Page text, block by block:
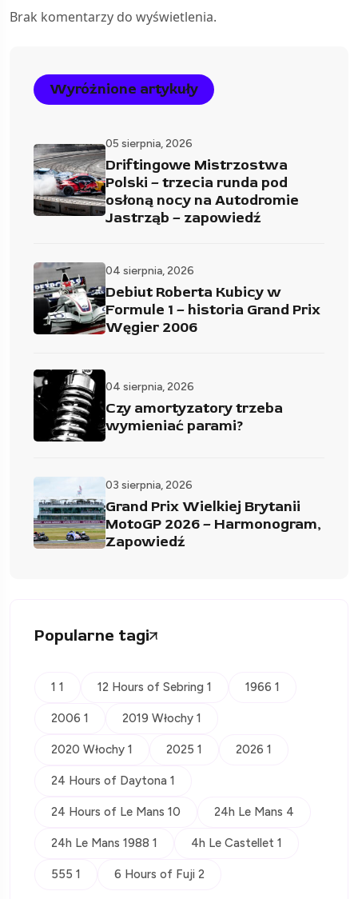
Brak komentarzy do wyświetlenia.
Wyróżnione artykuły
05 sierpnia, 2026
Driftingowe Mistrzostwa
Polski – trzecia runda pod
osłoną nocy na Autodromie
Jastrząb – zapowiedź
04 sierpnia, 2026
Debiut Roberta Kubicy w
Formule 1 – historia Grand Prix
Węgier 2006
04 sierpnia, 2026
Czy amortyzatory trzeba
wymieniać parami?
03 sierpnia, 2026
Grand Prix Wielkiej Brytanii
MotoGP 2026 – Harmonogram,
Zapowiedź
Popularne tagi
1 1 12 Hours of Sebring 1 1966 1
2006 1 2019 Włochy 1
2020 Włochy 1 2025 1 2026 1
24 Hours of Daytona 1
24 Hours of Le Mans 10 24h Le Mans 4
24h Le Mans 1988 1 4h Le Castellet 1
555 1 6 Hours of Fuji 2